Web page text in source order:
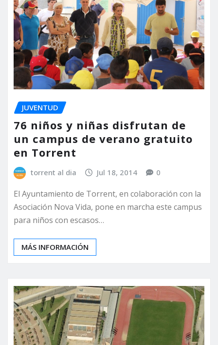
JUVENTUD
76 niños y niñas disfrutan de
un campus de verano gratuito
en Torrent
torrent al dia Jul 18, 2014 0
El Ayuntamiento de Torrent, en colaboración con la
Asociación Nova Vida, pone en marcha este campus
para niños con escasos…
MÁS INFORMACIÓN